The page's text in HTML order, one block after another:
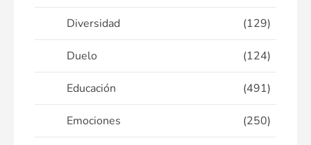
Diversidad (129)
Duelo (124)
Educación (491)
Emociones (250)